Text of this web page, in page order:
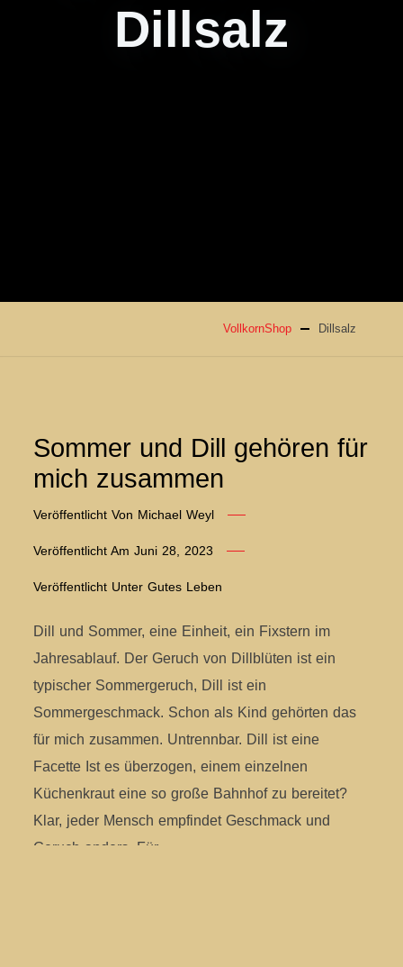
Dillsalz
VollkornShop Dillsalz
Sommer und Dill gehören für
mich zusammen
Veröffentlicht Von Michael Weyl
Veröffentlicht AmJuni 28, 2023
Veröffentlicht UnterGutes Leben
Dill und Sommer, eine Einheit, ein Fixstern im
Jahresablauf. Der Geruch von Dillblüten ist ein
typischer Sommergeruch, Dill ist ein
Sommergeschmack. Schon als Kind gehörten das
für mich zusammen. Untrennbar. Dill ist eine
Facette Ist es überzogen, einem einzelnen
Küchenkraut eine so große Bahnhof zu bereitet?
Klar, jeder Mensch empfindet Geschmack und
Geruch anders. Für